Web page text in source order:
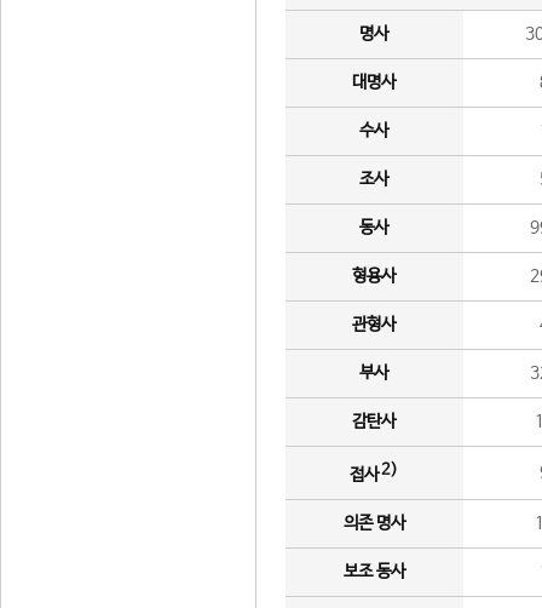
명사
대명사
수사
조사
동사
형용사
관형사
부사
감탄사
접사2)
의존 명사
보조 동사